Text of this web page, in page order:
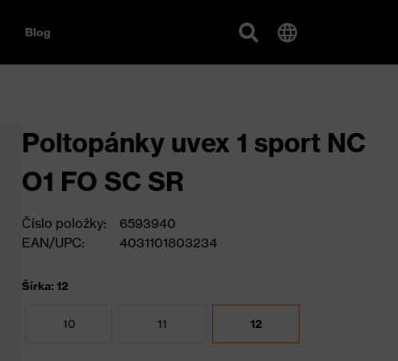
Blog
Poltopánky uvex 1 sport NC
O1 FO SC SR
Číslo položky:
6593940
EAN/UPC:
4031101803234
Šírka: 12
10 11 12